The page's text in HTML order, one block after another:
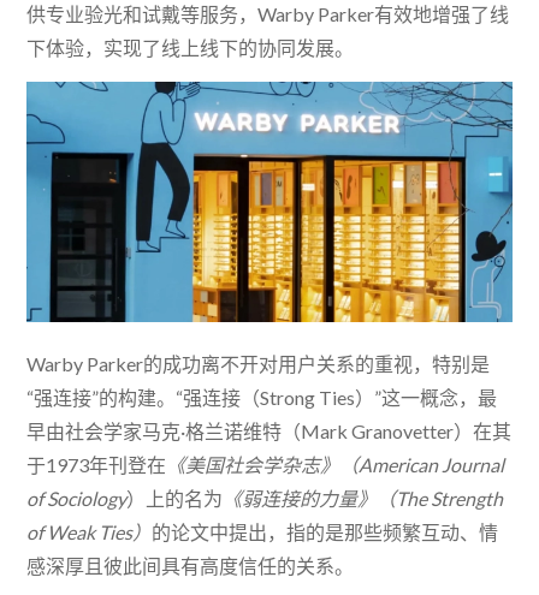
供专业验光和试戴等服务，Warby Parker有效地增强了线
下体验，实现了线上线下的协同发展。
Warby Parker的成功离不开对用户关系的重视，特别是
“强连接”的构建。“强连接（Strong Ties）”这一概念，最
早由社会学家马克·格兰诺维特（Mark Granovetter）在其
于1973年刊登在 《美国社会学杂志》（American Journal
of Sociology）上的名为 《弱连接的力量》（The Strength
of Weak Ties） 的论文中提出，指的是那些频繁互动、情
感深厚且彼此间具有高度信任的关系。